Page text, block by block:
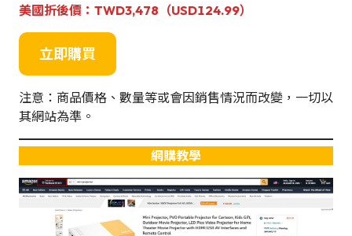
美國折後價：TWD3,478 （USD124.99）
立即購買
注意：商品價格、數量等或會因銷售情況而改變，一切以
其網站為準。
網購教學